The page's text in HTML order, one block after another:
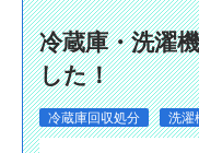
冷蔵庫・洗濯
した！
冷蔵庫回収処分 洗濯